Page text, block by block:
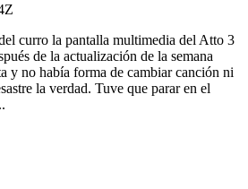
curro la pantalla multimedia del Atto 3
de la actualización de la semana
y no había forma de cambiar canción ni
la verdad. Tuve que parar en el